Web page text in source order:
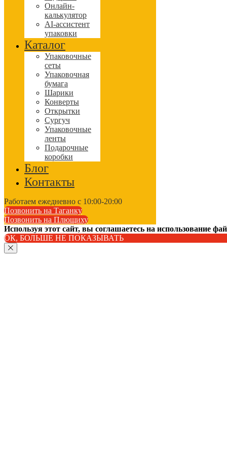
Онлайн-
калькулятор
AI-ассистент
упаковки
Каталог
Упаковочные
сеты
Упаковочная
бумага
Шарики
Конверты
Открытки
Сургуч
Упаковочные
ленты
Подарочные
коробки
Блог
Контакты
Работаем ежедневно с 10:00-20:00
Позвонить на Таганку
Позвонить на Плющиху
Используя этот сайт, вы соглашаетесь на использование
ОК, БОЛЬШЕ НЕ ПОКАЗЫВАТЬ